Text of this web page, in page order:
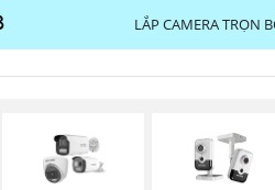
LẮP CAMERA TRỌN